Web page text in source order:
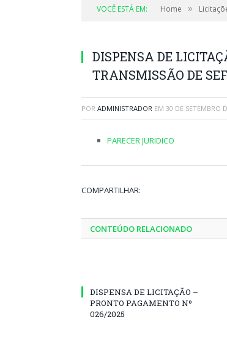
VOCÊ ESTÁ EM: Home »
DISPENSA DE
TRANSMISSÃO DE
POR ADMINISTRADOR EM 30 DE SETEMBRO
PARECER JURIDICO
COMPARTILHAR:
CONTEÚDO RELACIONADO
DISPENSA DE LICITAÇÃO –
PRONTO PAGAMENTO Nº
026/2025